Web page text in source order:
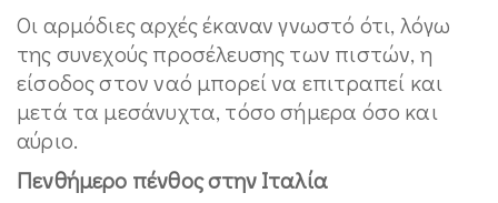
Οι αρμόδιες αρχές έκαναν γνωστό ότι, λόγω
της συνεχούς προσέλευσης των πιστών, η
είσοδος στον ναό μπορεί να επιτραπεί και
μετά τα μεσάνυχτα, τόσο σήμερα όσο και
αύριο.
Πενθήμερο πένθος στην Ιταλία